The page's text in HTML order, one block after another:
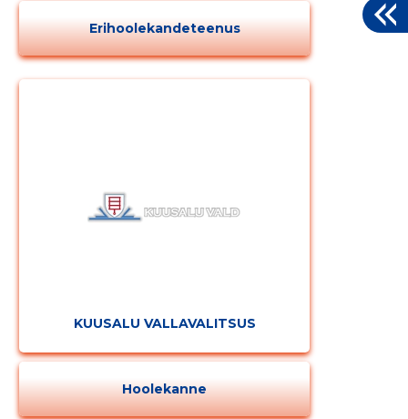
Erihoolekandeteenus
KUUSALU VALLAVALITSUS
Hoolekanne